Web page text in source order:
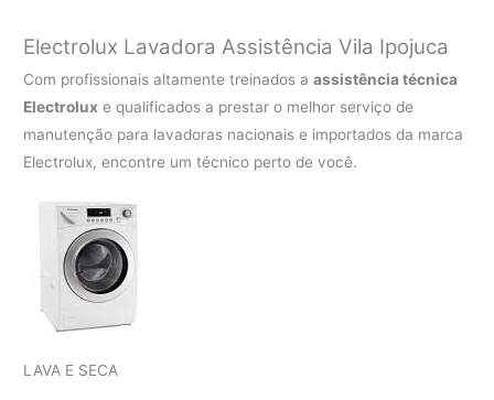
Electrolux Lavadora Assistência Vila Ipojuca
Com profissionais altamente treinados aassistência técnica
Electrolux e qualificados a prestar o melhor serviço de
manutenção para lavadoras nacionais e importados da marca
Electrolux, encontre um técnico perto de você.
LAVA E SECA